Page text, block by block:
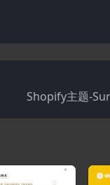
Shopify主题-